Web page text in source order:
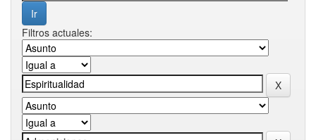
Filtros actuales: